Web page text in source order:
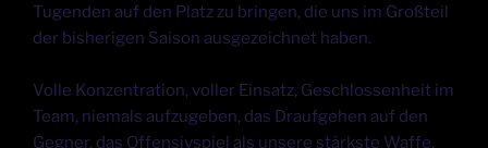
Tugenden auf den Platz zu bringen, die uns im Großteil
der bisherigen Saison ausgezeichnet haben.
Volle Konzentration, voller Einsatz, Geschlossenheit im
Team, niemals aufzugeben, das Draufgehen auf den
Gegner, das Offensivspiel als unsere stärkste Waffe,